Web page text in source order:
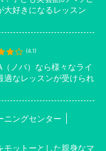
大好きになるレッスン
(4.1)
ノバ）なら様々なライ
適なレッスンが受けられ
ニングセンター
モットーとした親身なマ